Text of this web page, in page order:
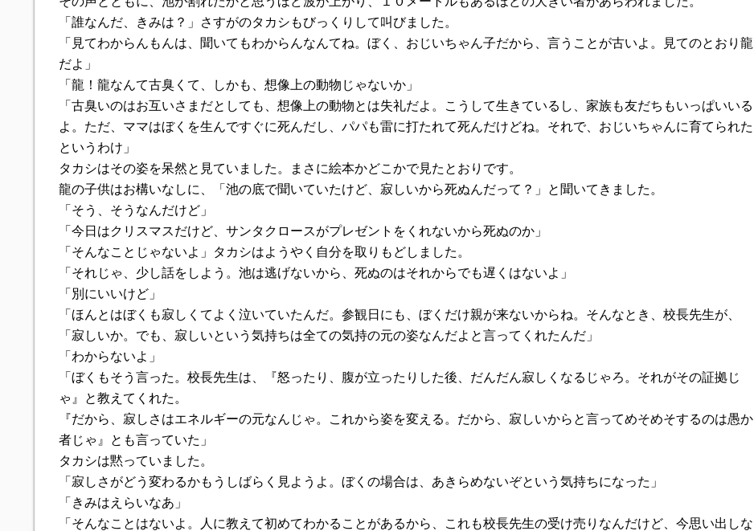
「誰なんだ、きみは？」さすがのタカシもびっくりして叫びました。
「見てわからんもんは、聞いてもわからんなんてね。ぼく、おじいちゃん子だから、言うことが古いよ。見てのとおり龍
だよ」
「龍！龍なんて古臭くて、しかも、想像上の動物じゃないか」
「古臭いのはお互いさまだとしても、想像上の動物とは失礼だよ。こうして生きているし、家族も友だちもいっぱいいる
よ。ただ、ママはぼくを生んですぐに死んだし、パパも雷に打たれて死んだけどね。それで、おじいちゃんに育てられた
というわけ」
タカシはその姿を呆然と見ていました。まさに絵本かどこかで見たとおりです。
龍の子供はお構いなしに、「池の底で聞いていたけど、寂しいから死ぬんだって？」と聞いてきました。
「そう、そうなんだけど」
「今日はクリスマスだけど、サンタクロースがプレゼントをくれないから死ぬのか」
「そんなことじゃないよ」タカシはようやく自分を取りもどしました。
「それじゃ、少し話をしよう。池は逃げないから、死ぬのはそれからでも遅くはないよ」
「別にいいけど」
「ほんとはぼくも寂しくてよく泣いていたんだ。参観日にも、ぼくだけ親が来ないからね。そんなとき、校長先生が、
「寂しいか。でも、寂しいという気持ちは全ての気持の元の姿なんだよと言ってくれたんだ」
「わからないよ」
「ぼくもそう言った。校長先生は、『怒ったり、腹が立ったりした後、だんだん寂しくなるじゃろ。それがその証拠じ
ゃ』と教えてくれた。
『だから、寂しさはエネルギーの元なんじゃ。これから姿を変える。だから、寂しいからと言ってめそめそするのは愚か
者じゃ』とも言っていた」
タカシは黙っていました。
「寂しさがどう変わるかもうしばらく見ようよ。ぼくの場合は、あきらめないぞという気持ちになった」
「きみはえらいなあ」
「そんなことはないよ。人に教えて初めてわかることがあるから、これも校長先生の受け売りなんだけど、今思い出しな